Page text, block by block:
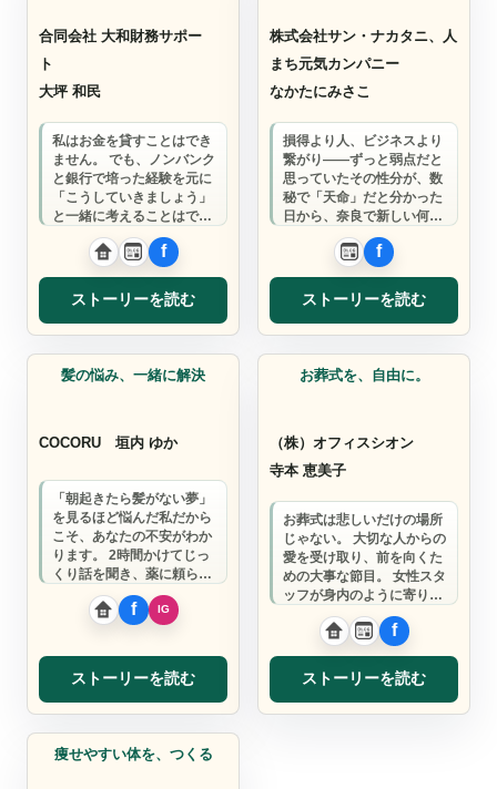
合同会社 大和財務サポー
ト
大坪 和民
私はお金を貸すことはでき
ません。 でも、ノンバンク
と銀行で培った経験を元に
「こうしていきましょう」
と一緒に考えることはでき
ます。 資金繰りや資金調達
に悩む中小企…
ストーリーを読む
株式会社サン・ナカタニ、人
まち元気カンパニー
なかたにみさこ
損得より人、ビジネスより
繋がり――ずっと弱点だと
思っていたその性分が、数
秘で「天命」だと分かった
日から、奈良で新しい何か
が動き始めました。
ストーリーを読む
発毛、育毛
髪の悩み、一緒に解決
COCORU 垣内 ゆか
「朝起きたら髪がない夢」
を見るほど悩んだ私だから
こそ、あなたの不安がわか
ります。 2時間かけてじっ
くり話を聞き、薬に頼らな
い発毛を全力でサポートし
ストーリーを読む
家族葬専門葬儀社
お葬式を、自由に。
（株）オフィスシオン
寺本 恵美子
お葬式は悲しいだけの場所
じゃない。 大切な人からの
愛を受け取り、前を向くた
めの大事な節目。 女性スタ
ッフが身内のように寄り添
い、あなたらしいお別れを
一緒に作りま…
ストーリーを読む
ダイエットトレーナー
痩せやすい体を、つくる